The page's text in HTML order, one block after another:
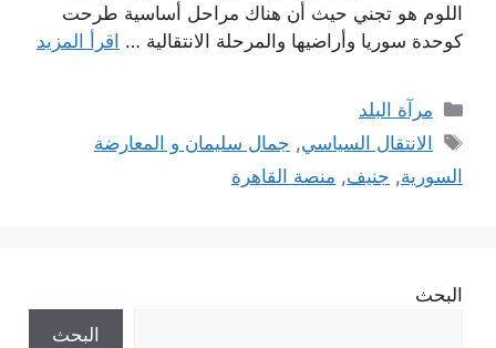
اللوم هو تجني حيث أن هناك مراحل أساسية طرحت
كوحدة سوريا وأراضيها والمرحلة الانتقالية … اقرأ المزيد
التصنيفات
مرآة البلد
الوسوم
الانتقال السياسي, جمال سليمان و المعارضة
السورية, جنيف, منصة القاهرة
البحث
البحث